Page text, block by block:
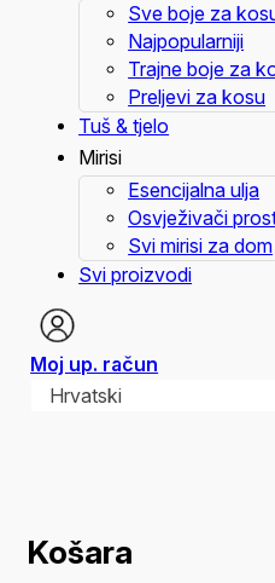
Sve boje za
Najpopularniji
Trajne boje za
Preljevi za kosu
Tuš & tjelo
Mirisi
Esencijalna ulja
Osvježivači
Svi mirisi za dom
Svi proizvodi
Moj up. račun
Hrvatski
Košara